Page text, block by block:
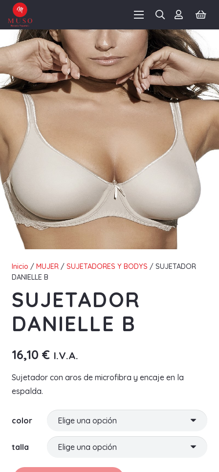
Inicio / MUJER / SUJETADORES Y BODYS / SUJETADOR
DANIELLE B
SUJETADOR
DANIELLE B
16,10 € I.V.A.
Sujetador con aros de microfibra y encaje en la
espalda.
color
talla